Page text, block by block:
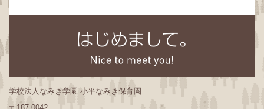
学校法人なみき学園 小平なみき保育園